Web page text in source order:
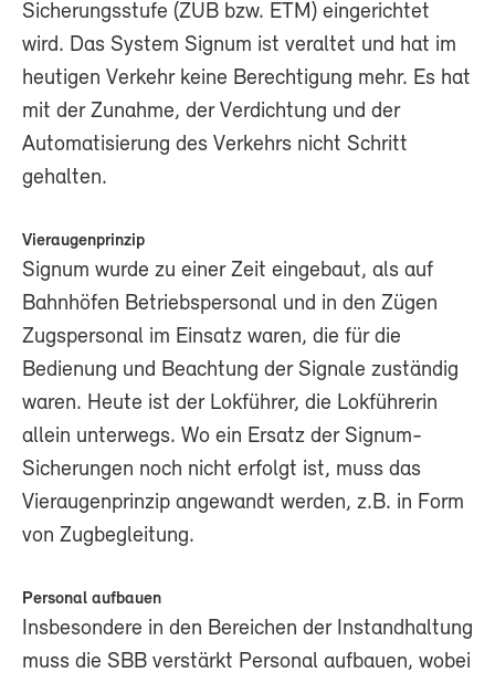
Sicherungsstufe (ZUB bzw. ETM) eingerichtet
wird. Das System Signum ist veraltet und hat im
heutigen Verkehr keine Berechtigung mehr. Es hat
mit der Zunahme, der Verdichtung und der
Automatisierung des Verkehrs nicht Schritt
gehalten.
Vieraugenprinzip
Signum wurde zu einer Zeit eingebaut, als auf
Bahnhöfen Betriebspersonal und in den Zügen
Zugspersonal im Einsatz waren, die für die
Bedienung und Beachtung der Signale zuständig
waren. Heute ist der Lokführer, die Lokführerin
allein unterwegs. Wo ein Ersatz der Signum-
Sicherungen noch nicht erfolgt ist, muss das
Vieraugenprinzip angewandt werden, z.B. in Form
von Zugbegleitung.
Personal aufbauen
Insbesondere in den Bereichen der Instandhaltung
muss die SBB verstärkt Personal aufbauen, wobei